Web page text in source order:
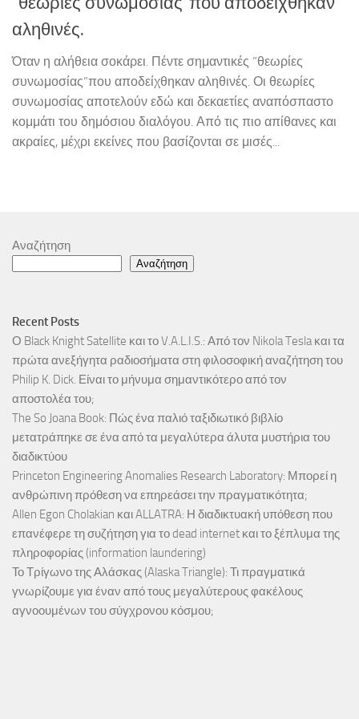
αληθινές.
Όταν η αλήθεια σοκάρει. Πέντε σημαντικές ”θεωρίες
συνωμοσίας”που αποδείχθηκαν αληθινές. Οι θεωρίες
συνωμοσίας αποτελούν εδώ και δεκαετίες αναπόσπαστο
κομμάτι του δημόσιου διαλόγου. Από τις πιο απίθανες και
ακραίες, μέχρι εκείνες που βασίζονται σε μισές...
Αναζήτηση
Αναζήτηση
Recent Posts
Ο Black Knight Satellite και το V.A.L.I.S.: Από τον Nikola Tesla και τα
πρώτα ανεξήγητα ραδιοσήματα στη φιλοσοφική αναζήτηση του
Philip K. Dick. Είναι το μήνυμα σημαντικότερο από τον
αποστολέα του;
The So Joana Book: Πώς ένα παλιό ταξιδιωτικό βιβλίο
μετατράπηκε σε ένα από τα μεγαλύτερα άλυτα μυστήρια του
διαδικτύου
Princeton Engineering Anomalies Research Laboratory: Μπορεί η
ανθρώπινη πρόθεση να επηρεάσει την πραγματικότητα;
Allen Egon Cholakian και ALLATRA: Η διαδικτυακή υπόθεση που
επανέφερε τη συζήτηση για το dead internet και το ξέπλυμα της
πληροφορίας (information laundering)
Το Τρίγωνο της Αλάσκας (Alaska Triangle): Τι πραγματικά
γνωρίζουμε για έναν από τους μεγαλύτερους φακέλους
αγνοουμένων του σύγχρονου κόσμου;